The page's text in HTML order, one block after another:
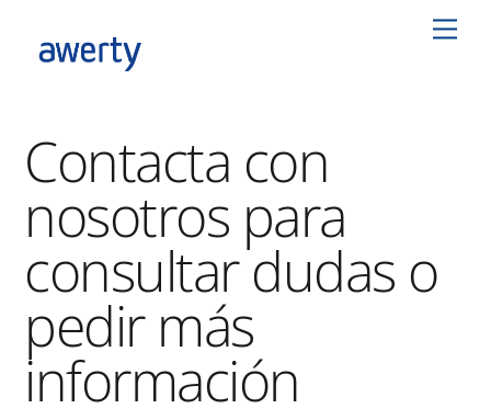
content
Contacta con
nosotros para
consultar dudas o
pedir más
información